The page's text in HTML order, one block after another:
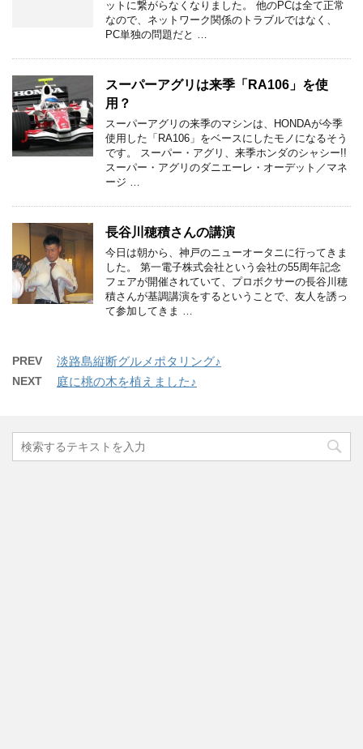
ットに繋がらなくなりました。 他のPCは全て正常
なので、ネットワーク関係のトラブルではなく、
PC単独の問題だと …
スーパーアグリは来季「RA106」を使
用？
スーパーアグリの来季のマシンは、HONDAが今季
使用した「RA106」をベースにしたモノになるそう
です。 スーパー・アグリ、来季ホンダのシャシー!!
スーパー・アグリのダニエーレ・オーデット／マネ
ージ …
長谷川穂積さんの講演
今日は朝から、神戸のニューオータニに行ってきま
した。 第一電子株式会社という会社の55周年記念
フェアが開催されていて、プロボクサーの長谷川穂
積さんが基調講演をするということで、友人を誘っ
て参加してきま …
PREV 淡路島縦断グルメポタリング♪
NEXT 庭に桃の木を植えました♪